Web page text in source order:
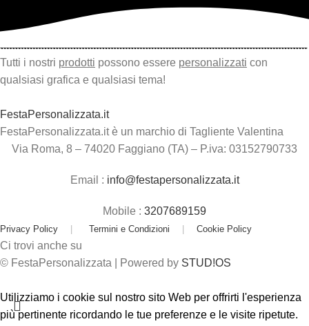
Tutti i nostri prodotti possono essere personalizzati con
qualsiasi grafica e qualsiasi tema!
FestaPersonalizzata.it
FestaPersonalizzata.it è un marchio di Tagliente Valentina
Via Roma, 8 – 74020 Faggiano (TA) – P.iva: 03152790733
Email : info@festapersonalizzata.it
Mobile : 3207689159
Privacy Policy | Termini e Condizioni | Cookie Policy
Ci trovi anche su
© FestaPersonalizzata | Powered by STUD!OS
Utilizziamo i cookie sul nostro sito Web per offrirti l'esperienza
più pertinente ricordando le tue preferenze e le visite ripetute.